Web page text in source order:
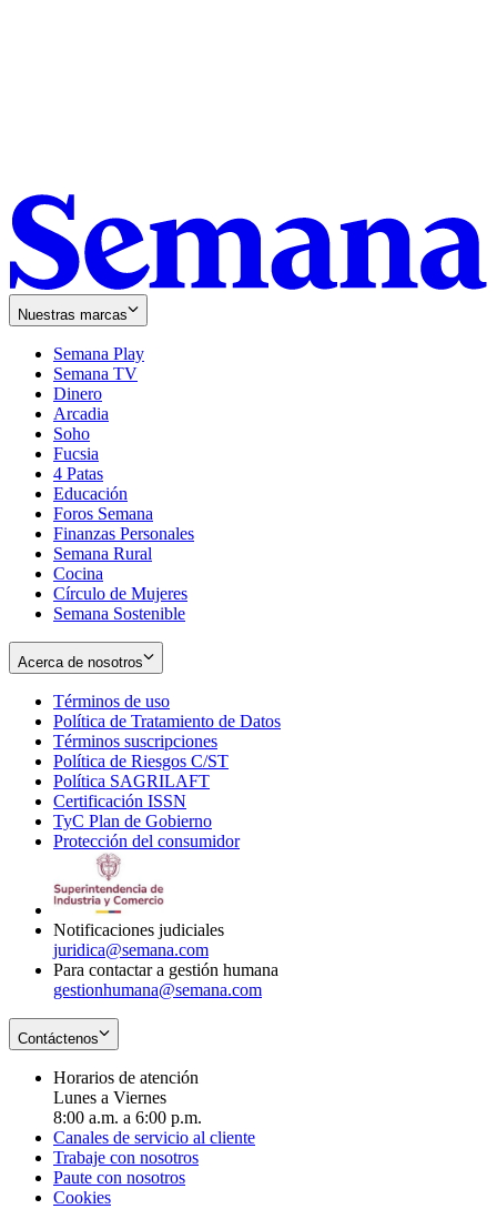
Nuestras marcas
Semana Play
Semana TV
Dinero
Arcadia
Soho
in
new
window
Fucsia
in
new
window
4 Patas
Educación
Foros Semana
Finanzas Personales
Semana Rural
Cocina
Círculo de Mujeres
Semana Sostenible
Acerca de nosotros
Términos de uso
in
new
window
Política de Tratamiento de Datos
Términos suscripciones
in
Política de Riesgos C/ST
Política SAGRILAFT
new
window
Certificación ISSN
in
new
TyC Plan de Gobierno
in
Protección del consumidorOpens
Notificaciones judiciales
juridica@semana.com
Para contactar a gestión humana
gestionhumana@semana.com
Contáctenos
Horarios de atención
Lunes a Viernes
8:00 a.m. a 6:00 p.m.
Canales de servicio al cliente
Trabaje con nosotros
Paute con nosotros
Cookies